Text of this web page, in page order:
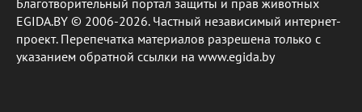
Благотворительный портал защиты и прав животных
EGIDA.BY © 2006-2026. Частный независимый интернет-
проект. Перепечатка материалов разрешена только с
указанием обратной ссылки на www.egida.by